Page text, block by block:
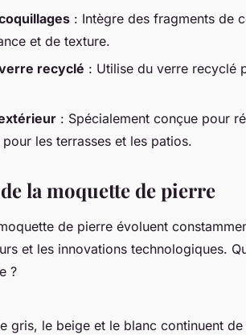
: Intègre des fragments de
et de texture.
recyclé : Utilise du verre recyclé
: Spécialement conçue pour
les terrasses et les patios.
la moquette de pierre
de pierre évoluent
et les innovations technologiques.
?
gris, le beige et le blanc continuent